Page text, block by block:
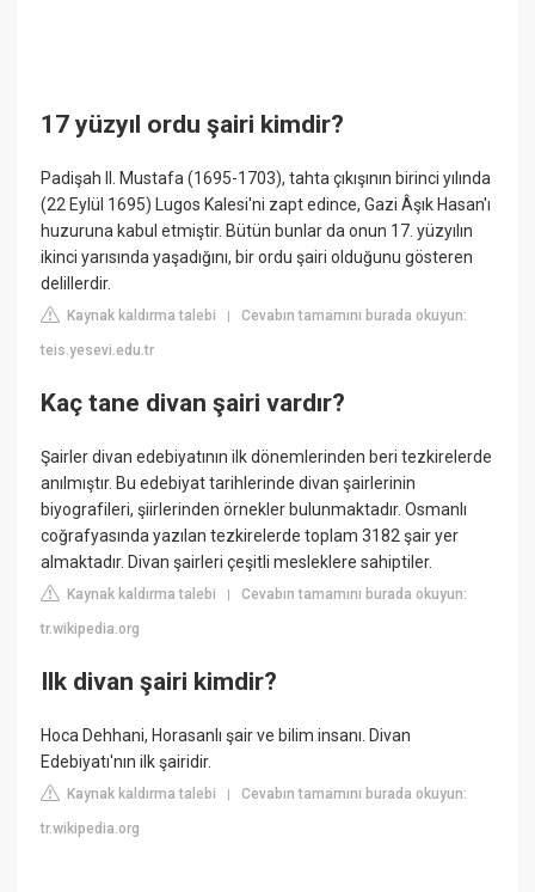
17 yüzyıl ordu şairi kimdir?
Padişah II. Mustafa (1695-1703), tahta çıkışının birinci yılında
(22 Eylül 1695) Lugos Kalesi'ni zapt edince, Gazi Âşık Hasan'ı
huzuruna kabul etmiştir. Bütün bunlar da onun 17. yüzyılın
ikinci yarısında yaşadığını, bir ordu şairi olduğunu gösteren
delillerdir.
Kaynak kaldırma talebi |Cevabın tamamını burada okuyun:
teis.yesevi.edu.tr
Kaç tane divan şairi vardır?
Şairler divan edebiyatının ilk dönemlerinden beri tezkirelerde
anılmıştır. Bu edebiyat tarihlerinde divan şairlerinin
biyografileri, şiirlerinden örnekler bulunmaktadır. Osmanlı
coğrafyasında yazılan tezkirelerde toplam 3182 şair yer
almaktadır. Divan şairleri çeşitli mesleklere sahiptiler.
Kaynak kaldırma talebi |Cevabın tamamını burada okuyun:
tr.wikipedia.org
Ilk divan şairi kimdir?
Hoca Dehhani, Horasanlı şair ve bilim insanı. Divan
Edebiyatı'nın ilk şairidir.
Kaynak kaldırma talebi |Cevabın tamamını burada okuyun:
tr.wikipedia.org